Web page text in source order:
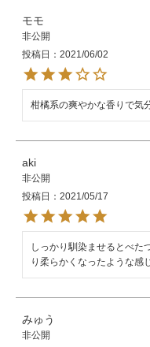
モモ
非公開
投稿日
2021/06/02
柑橘系の爽やかな香りで気
aki
非公開
投稿日
2021/05/17
しっかり馴染ませるとべた
り柔らかくなったような感
みゅう
非公開